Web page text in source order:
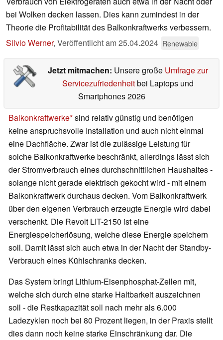
bei Wolken decken lassen. Dies kann zumindest in der
Theorie die Profitabilität des Balkonkraftwerks verbessern.
Silvio Werner, Veröffentlicht am25.04.2024 Renewable
Jetzt mitmachen: Unsere große Umfrage zur
Servicezufriedenheitbei Laptops und
Smartphones 2026
Balkonkraftwerke sind relativ günstig und benötigen
keine anspruchsvolle Installation und auch nicht einmal
eine Dachfläche. Zwar ist die zulässige Leistung für
solche Balkonkraftwerke beschränkt, allerdings lässt sich
der Stromverbrauch eines durchschnittlichen Haushaltes -
solange nicht gerade elektrisch gekocht wird - mit einem
Balkonkraftwerk durchaus decken. Vom Balkonkraftwerk
über den eigenen Verbrauch erzeugte Energie wird dabei
verschenkt. Die Revolt LIT-2150 ist eine
Energiespeicherlösung, welche diese Energie speichern
soll. Damit lässt sich auch etwa in der Nacht der Standby-
Verbrauch eines Kühlschranks decken.
Das System bringt Lithium-Eisenphosphat-Zellen mit,
welche sich durch eine starke Haltbarkeit auszeichnen
soll - die Restkapazität soll nach mehr als 6.000
Ladezyklen noch bei 80 Prozent liegen, in der Praxis stellt
dies dann noch keine starke Einschränkung dar. Die